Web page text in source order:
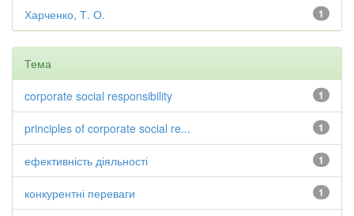
1
Харченко, Т. О.
Тема
1
corporate social responsibility
1
principles of corporate social re...
1
ефективність діяльності
1
конкурентні переваги